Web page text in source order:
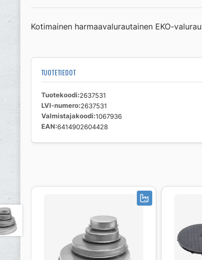
Kotimainen harmaavalurautainen EKO-
TUOTETIEDOT
Tuotekoodi 2637531
LVI-numero 2637531
Valmistajakoodi 1067936
EAN 6414902604428